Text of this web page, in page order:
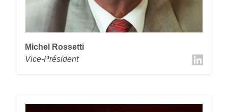
Michel Rossetti
Vice-Président